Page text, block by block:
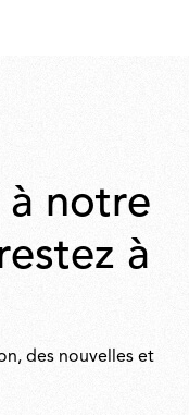
à notre
à
des nouvelles et